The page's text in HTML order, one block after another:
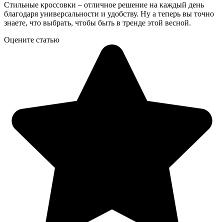
Стильные кроссовки – отличное решение на каждый день
благодаря универсальности и удобству. Ну а теперь вы точно
знаете, что выбрать, чтобы быть в тренде этой весной.
Оцените статью